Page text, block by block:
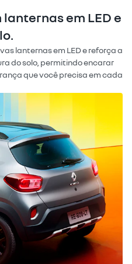
em LED e
lanternas em LED e reforça a
do solo, permitindo encarar
que você precisa em cada